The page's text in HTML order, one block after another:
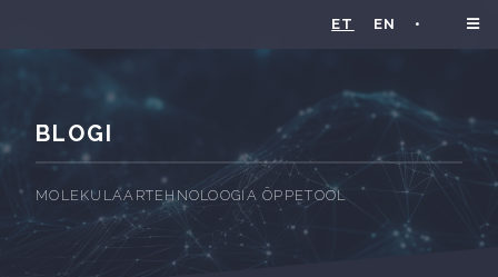
ET EN •
BLOGI
MOLEKULAARTEHNOLOOGIA ÕPPETOOL